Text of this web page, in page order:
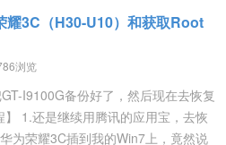
耀3C（H30-U10）和获取Root
浏览
I9100G备份好了，然后现在去恢复
1.还是继续用腾讯的应用宝，去恢
为荣耀3C插到我的Win7上，竟然说